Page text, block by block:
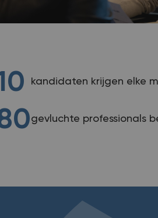
kandidaten krijgen elke
gevluchte professionals